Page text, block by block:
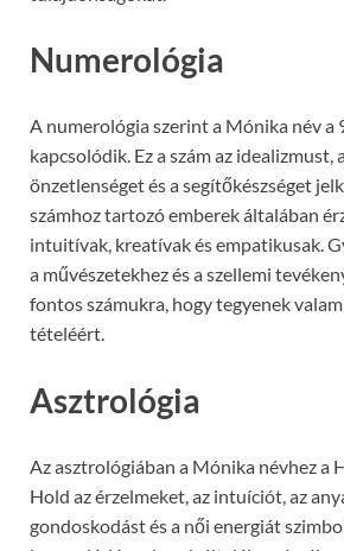
Numerológia
A numerológia szerint a Mónika név a
kapcsolódik. Ez a szám az idealizmust,
önzetlenséget és a segítőkészséget
számhoz tartozó emberek általában
intuitívak, kreatívak és empatikusak.
a művészetekhez és a szellemi
fontos számukra, hogy tegyenek
tételéért.
Asztrológia
Az asztrológiában a Mónika névhez a
Hold az érzelmeket, az intuíciót, az
gondoskodást és a női energiát